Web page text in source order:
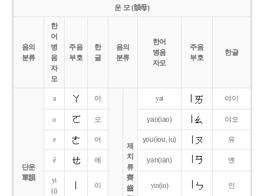
운 모 (韻母)
음의
분류
한
어
병
음
자
모
주음
부호
한
글
음의
분류
한어
병음
자모
주음
부호
한글
단운
單韻
a 아
제
치
류
齊
齒
yai 야이
o 오 yao(iao) 야오
e 어 you(iou,iu) 유
ê 에 yan(ian) 옌
yi
(i)
이 yin(in) 인